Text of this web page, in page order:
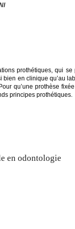
prothétiques, qui
en clinique qu’au
qu’une prothèse
principes prothétiques.
en odontologie